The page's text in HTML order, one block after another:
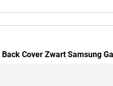
Cover Zwart Samsung